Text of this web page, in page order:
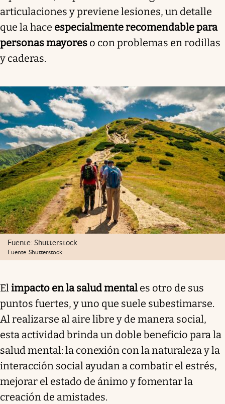
articulaciones y previene lesiones, un detalle
que la hace especialmente recomendable para
personas mayores o con problemas en rodillas
y caderas.
Fuente: Shutterstock
Fuente: Shutterstock
Elimpacto en la salud mental es otro de sus
puntos fuertes, y uno que suele subestimarse.
Al realizarse al aire libre y de manera social,
esta actividad brinda un doble beneficio para la
salud mental: la conexión con la naturaleza y la
interacción social ayudan a combatir el estrés,
mejorar el estado de ánimo y fomentar la
creación de amistades.